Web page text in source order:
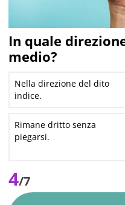
In quale
medio?
Nella direzione del dito
indice.
Rimane dritto senza
piegarsi.
4/7